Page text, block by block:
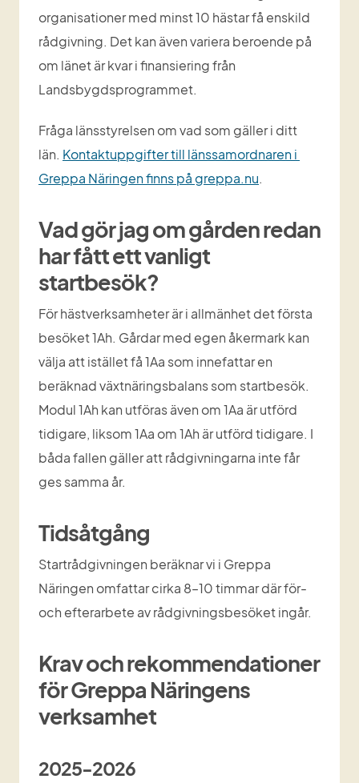
organisationer med minst 10 hästar få enskild
rådgivning. Det kan även variera beroende på
om länet är kvar i finansiering från
Landsbygdsprogrammet.
Fråga länsstyrelsen om vad som gäller i ditt
län. Kontaktuppgifter till länssamordnaren i
Greppa Näringen finns på greppa.nu.
Vad gör jag om gården redan
har fått ett vanligt
startbesök?
För hästverksamheter är i allmänhet det första
besöket 1Ah. Gårdar med egen åkermark kan
välja att istället få 1Aa som innefattar en
beräknad växtnäringsbalans som startbesök.
Modul 1Ah kan utföras även om 1Aa är utförd
tidigare, liksom 1Aa om 1Ah är utförd tidigare. I
båda fallen gäller att rådgivningarna inte får
ges samma år.
Tidsåtgång
Startrådgivningen beräknar vi i Greppa
Näringen omfattar cirka 8–10 timmar där för-
och efterarbete av rådgivningsbesöket ingår.
Krav och rekommendationer
för Greppa Näringens
verksamhet
2025-2026